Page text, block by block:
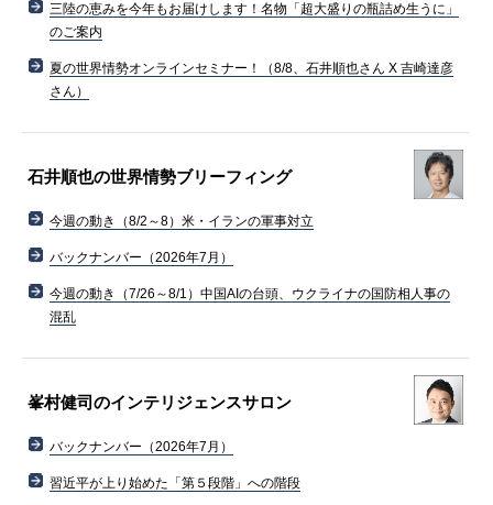
三陸の恵みを今年もお届けします！名物「超大盛りの瓶詰め生うに」
のご案内
夏の世界情勢オンラインセミナー！（8/8、石井順也さん X 吉崎達彦
さん）
石井順也の世界情勢ブリーフィング
今週の動き（8/2～8）米・イランの軍事対立
バックナンバー（2026年7月）
今週の動き（7/26～8/1）中国AIの台頭、ウクライナの国防相人事の
混乱
峯村健司のインテリジェンスサロン
バックナンバー（2026年7月）
習近平が上り始めた「第５段階」への階段